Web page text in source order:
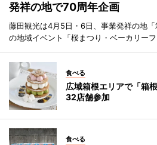
発祥の地で70周年企画
藤田観光は4月5日・6日、事業発祥の地
の地域イベント「桜まつり・ベーカリーフ
食べる
広域箱根エリアで「箱
32店舗参加
食べる